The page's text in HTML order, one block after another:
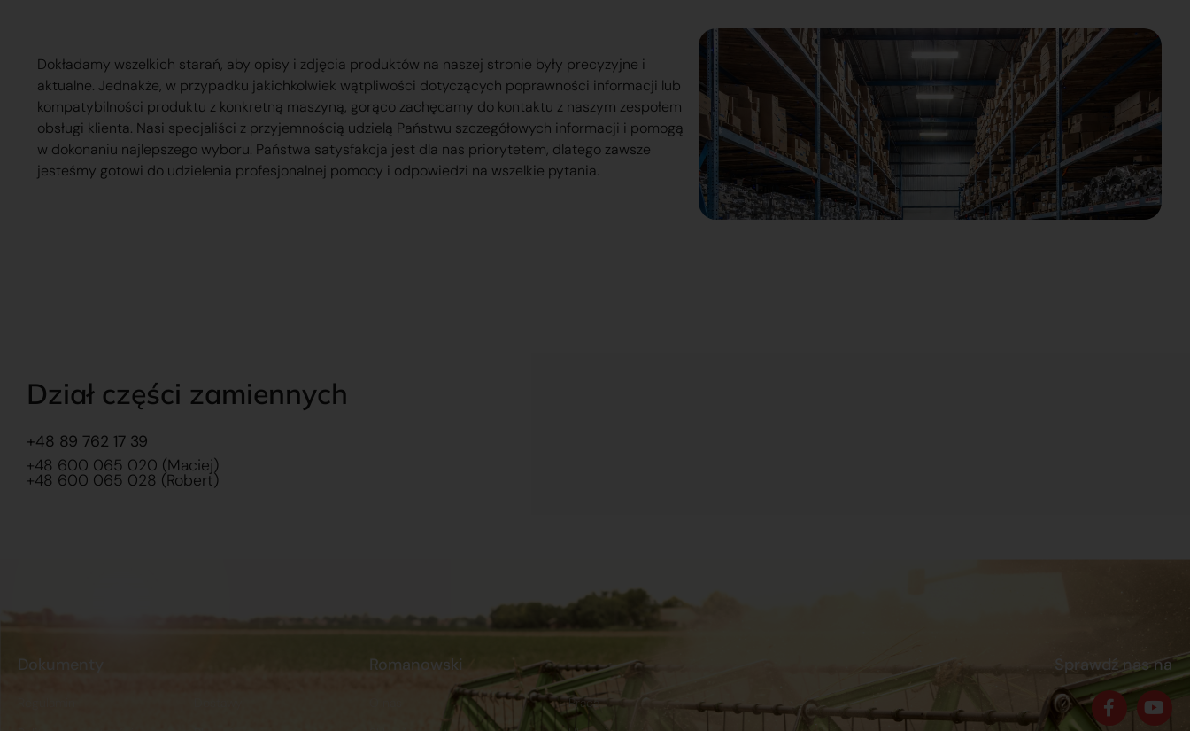
Dokładamy wszelkich starań, aby opisy i zdjęcia produktów na naszej stronie były precyzyjne i
aktualne. Jednakże, w przypadku jakichkolwiek wątpliwości dotyczących poprawności informacji lub
kompatybilności produktu z konkretną maszyną, gorąco zachęcamy do kontaktu z naszym zespołem
obsługi klienta. Nasi specjaliści z przyjemnością udzielą Państwu szczegółowych informacji i pomogą
w dokonaniu najlepszego wyboru. Państwa satysfakcja jest dla nas priorytetem, dlatego zawsze
jesteśmy gotowi do udzielenia profesjonalnej pomocy i odpowiedzi na wszelkie pytania.
Dział części zamiennych
+48 89 762 17 39
+48 600 065 020 (Maciej)
+48 600 065 028 (Robert)
Dokumenty Romanowski
Praca
Sprawdź nas na